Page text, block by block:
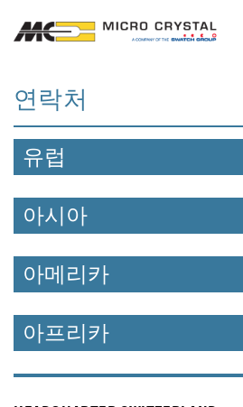
연락처
유럽
아시아
아메리카
아프리카